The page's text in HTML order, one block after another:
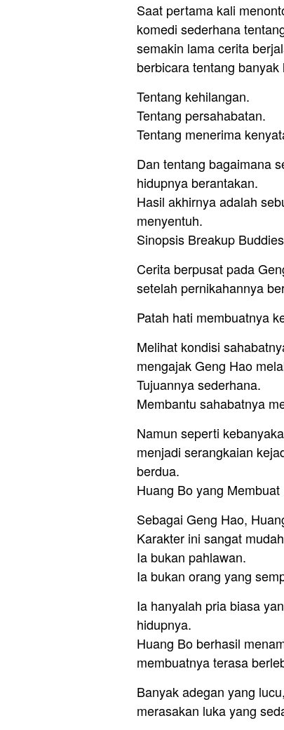
Saat pertama kali
komedi sederhana
semakin lama cerita
berbicara tentang banyak
Tentang kehilangan.
Tentang persahabatan.
Tentang menerima
Dan tentang bagaimana
hidupnya berantakan.
Hasil akhirnya adalah
menyentuh.
Sinopsis Breakup Buddies
Cerita berpusat pada
setelah pernikahannya
Patah hati membuatnya
Melihat kondisi
mengajak Geng Hao
Tujuannya sederhana.
Membantu sahabatnya
Namun seperti
menjadi serangkaian
berdua.
Huang Bo yang
Sebagai Geng Hao,
Karakter ini sangat
Ia bukan pahlawan.
Ia bukan orang yang
Ia hanyalah pria biasa
hidupnya.
Huang Bo berhasil
membuatnya terasa
Banyak adegan yang
merasakan luka yang